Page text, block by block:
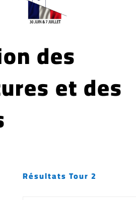
des
et des
Résultats Tour 2